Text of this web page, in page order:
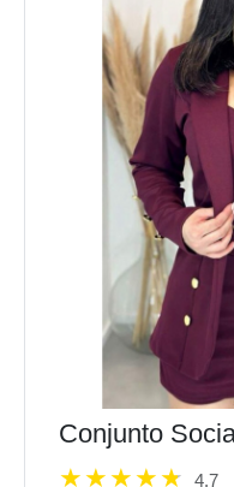
Conjunto
4.7